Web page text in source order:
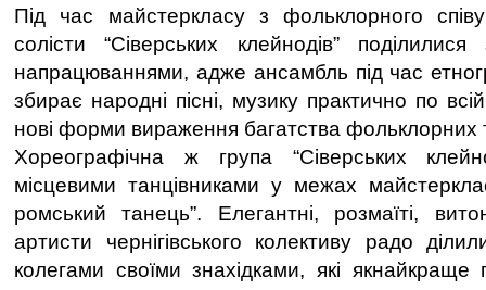
Під час майстеркласу з фольклорного
солісти “Сіверських клейнодів”
напрацюваннями, адже ансамбль під час
збирає народні пісні, музику практично по
нові форми вираження багатства фольклорних
Хореографічна ж група “Сіверських
місцевими танцівниками у межах
ромський танець”. Елегантні, розмаїті,
артисти чернігівського колективу радо
колегами своїми знахідками, які якнайкраще